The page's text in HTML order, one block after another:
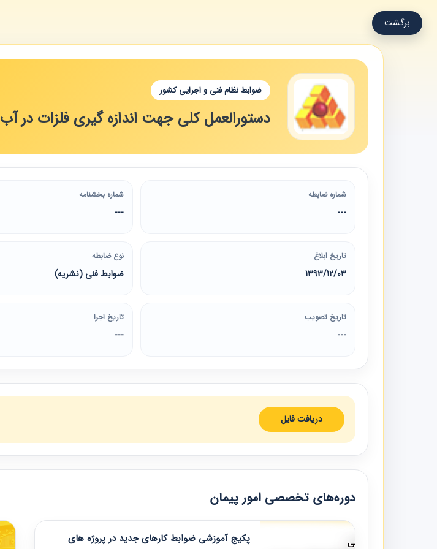
برگشت
ضوابط نظام فنی و اجرایی کشور
دستورالعمل کلی جهت اندازه گیری فلزات در آب
شماره ضابطه
---
شماره بخشنامه
---
تاریخ ابلاغ
1393/12/03
نوع ضابطه
ضوابط فنی (نشریه)
تاریخ تصویب
---
تاریخ اجرا
---
دریافت فایل
دوره‌های تخصصی امور پیمان
پکیج آموزشی ضوابط کارهای جدید در پروژه های